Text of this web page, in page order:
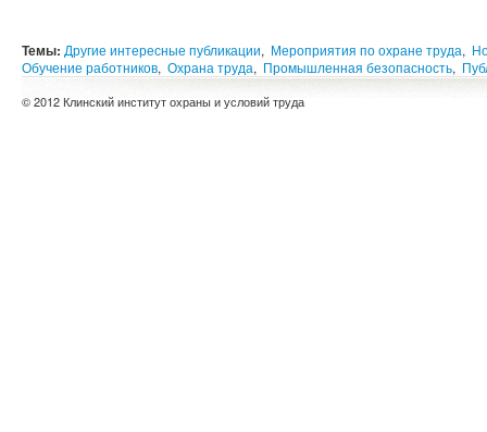
Темы: Другие интересные публикации, Мероприятия по охране труда,
Обучение работников, Охрана труда, Промышленная безопасность,
© 2012 Клинский институт охраны и условий труда